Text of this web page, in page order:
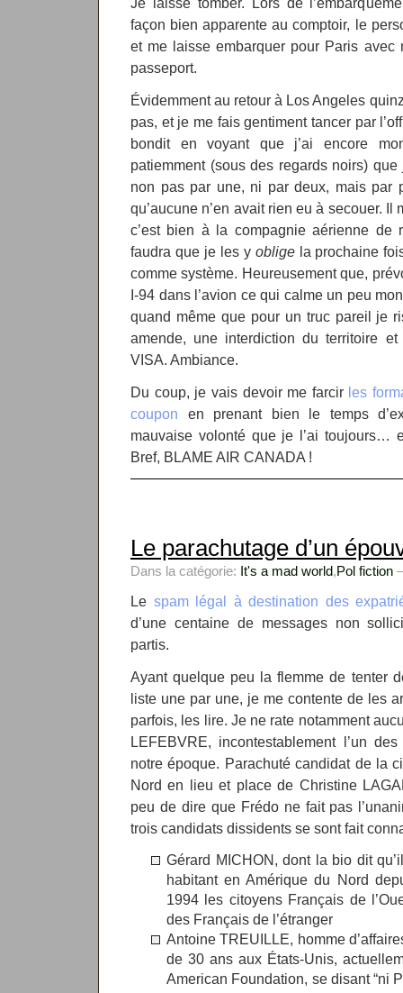
façon bien apparente au comptoir, le
et me laisse embarquer pour Paris avec
passeport.
Évidemment au retour à Los Angeles
pas, et je me fais gentiment tancer par
bondit en voyant que j’ai encore
patiemment (sous des regards noirs)
non pas par une, ni par deux, mais par
qu’aucune n’en avait rien eu à secouer. Il
c’est bien à la compagnie aérienne de
faudra que je les y obligela prochaine
comme système. Heureusement que,
I-94 dans l’avion ce qui calme un peu
quand même que pour un truc pareil je
amende, une interdiction du territoire
VISA. Ambiance.
Du coup, je vais devoir me farcir les
coupon en prenant bien le temps
mauvaise volonté que je l’ai toujours…
Bref, BLAME AIR CANADA !
Le parachutage d’un
Dans la catégorie: It's a mad world,Pol fiction
Le spam légal à destination des
d’une centaine de messages non
partis.
Ayant quelque peu la flemme de tenter
liste une par une, je me contente de les
parfois, les lire. Je ne rate notamment
LEFEBVRE, incontestablement l’un
notre époque. Parachuté candidat de la
Nord en lieu et place de Christine
peu de dire que Frédo ne fait pas
trois candidats dissidents se sont fait
Gérard MICHON, dont la bio dit
habitant en Amérique du Nord
1994 les citoyens Français de
des Français de l’étranger
Antoine TREUILLE, homme
de 30 ans aux États-Unis,
American Foundation, se disant “ni